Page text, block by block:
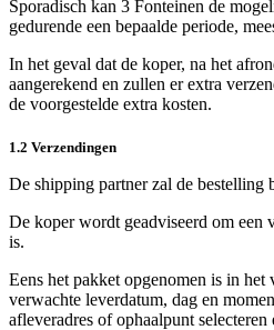
Sporadisch kan 3 Fonteinen de
gedurende een bepaalde periode,
In het geval dat de koper, na het
aangerekend en zullen er extra
de voorgestelde extra kosten.
1.2 Verzendingen
De shipping partner zal de
De koper wordt geadviseerd om een
is.
Eens het pakket opgenomen is in
verwachte leverdatum, dag en
afleveradres of ophaalpunt